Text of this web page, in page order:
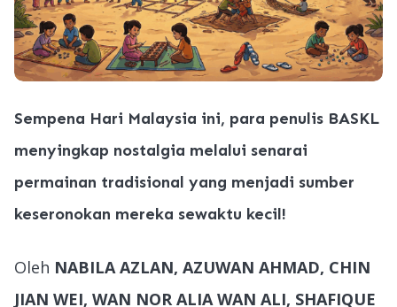
Sempena Hari Malaysia ini, para penulis BASKL
menyingkap nostalgia melalui senarai
permainan tradisional yang menjadi sumber
keseronokan mereka sewaktu kecil!
Oleh NABILA AZLAN, AZUWAN AHMAD, CHIN
JIAN WEI, WAN NOR ALIA WAN ALI, SHAFIQUE